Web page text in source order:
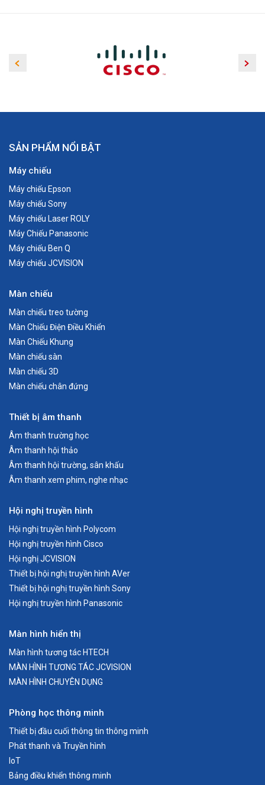
SẢN PHẨM NỔI BẬT
Máy chiếu
Máy chiếu Epson
Máy chiếu Sony
Máy chiếu Laser ROLY
Máy Chiếu Panasonic
Máy chiếu Ben Q
Máy chiếu JCVISION
Màn chiếu
Màn chiếu treo tường
Màn Chiếu Điện Điều Khiển
Màn Chiếu Khung
Màn chiếu sàn
Màn chiếu 3D
Màn chiếu chân đứng
Thiết bị âm thanh
Âm thanh trường học
Âm thanh hội thảo
Âm thanh hội trường, sân khấu
Âm thanh xem phim, nghe nhạc
Hội nghị truyền hình
Hội nghị truyền hình Polycom
Hội nghị truyền hình Cisco
Hội nghị JCVISION
Thiết bị hội nghị truyền hình AVer
Thiết bị hội nghị truyền hình Sony
Hội nghị truyền hình Panasonic
Màn hình hiển thị
Màn hình tương tác HTECH
MÀN HÌNH TƯƠNG TÁC JCVISION
MÀN HÌNH CHUYÊN DỤNG
Phòng học thông minh
Thiết bị đầu cuối thông tin thông minh
Phát thanh và Truyền hình
IoT
Bảng điều khiển thông minh